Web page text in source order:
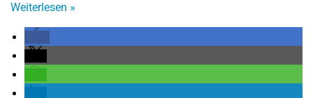
Weiterlesen »